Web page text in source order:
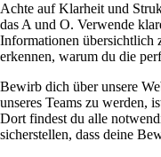
Achte auf Klarheit und
das A und O. Verwende
Informationen übersichtlich
erkennen, warum du die
Bewirb dich über unsere
unseres Teams zu werden,
Dort findest du alle
sicherstellen, dass deine